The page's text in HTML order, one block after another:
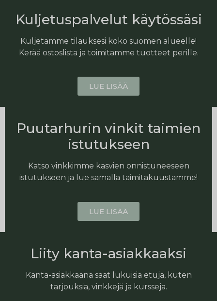
Kuljetuspalvelut käytössäsi
Kuljetamme tilauksesi koko suomen alueelle!
Kerää ostoslista ja toimitamme tuotteet perille.
LUE LISÄÄ
Puutarhurin vinkit taimien
istutukseen
Katso vinkkimme kasvien onnistuneeseen
istutukseen ja lue samalla taimitakuustamme!
LUE LISÄÄ
Liity kanta-asiakkaaksi
Kanta-asiakkaana saat lukuisia etuja, kuten
tarjouksia, vinkkejä ja kursseja.